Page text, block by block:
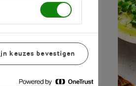
MET VLEES
keuzes bevestigen